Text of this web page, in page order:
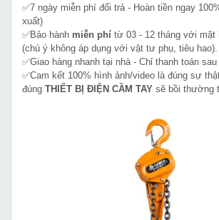
✅7 ngày miễn phí đổi trả - Hoàn tiền ngay
xuất)
✅Bảo hành miễn phí từ 03 - 12 tháng với mặt
(chú ý không áp dụng với vật tư phụ, tiêu hao).
✅Giao hàng nhanh tại nhà - Chỉ thanh toán
✅Cam kết 100% hình ảnh/video là đúng sự
đúng THIẾT BỊ ĐIỆN CẦM TAY sẽ bồi thường